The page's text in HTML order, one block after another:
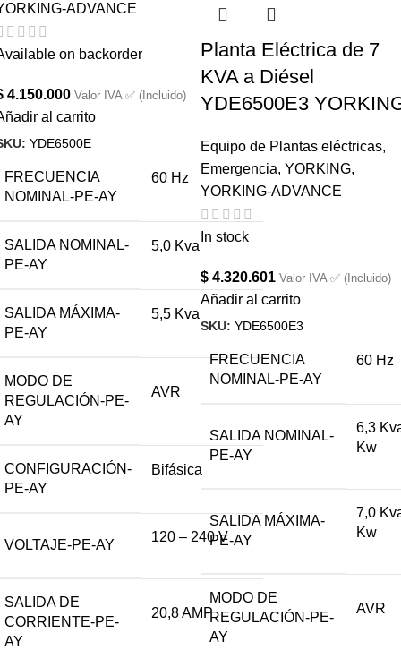
ADVANCE
on backorder
4.150.000 Valor IVA ✅ (Incluido)
al carrito
YDE6500E
FRECUENCIA
NOMINAL-PE-AY
60 Hz
SALIDA NOMINAL-
PE-AY
5,0 Kva
SALIDA MÁXIMA-
PE-AY
5,5 Kva
MODO DE
REGULACIÓN-PE-
AY
AVR
CONFIGURACIÓN-
PE-AY
Bifásica
VOLTAJE-PE-AY
120 – 240 V
SALIDA DE
CORRIENTE-PE-
AY
20,8 AMP
Planta Eléctrica de 7
KVA a Diésel
YDE6500E3
Equipo de Plantas eléctricas,
Emergencia, YORKING,
YORKING-ADVANCE
In stock
$ 4.320.601 Valor IVA ✅ (Incluido)
Añadir al carrito
SKU: YDE6500E3
FRECUENCIA
NOMINAL-PE-AY
60 Hz
SALIDA NOMINAL-
PE-AY
6,3
Kw
SALIDA MÁXIMA-
PE-AY
7,0
Kw
MODO DE
REGULACIÓN-PE-
AY
AVR